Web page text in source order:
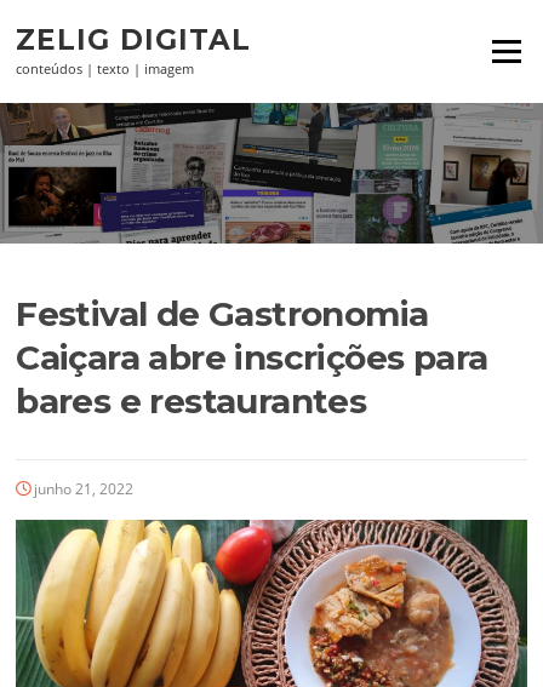
paraZELIG DIGITAL
conteúdos | texto | imagem
Menu
Festival de Gastronomia
Caiçara abre inscrições para
bares e restaurantes
junho 21, 2022